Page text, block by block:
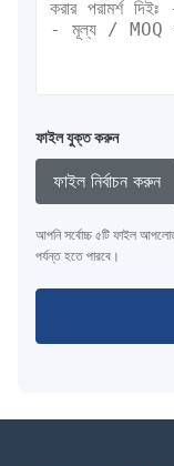
ফাইল যুক্ত করুন
ফাইল নির্বাচন করুন
আপনি সর্বোচ্চ ৫টি ফাইল
পর্যন্ত হতে পারবে।